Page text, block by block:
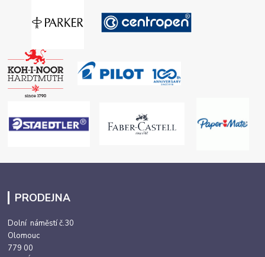
PRODEJNA
Dolní náměstí č.30
Olomouc
779 00